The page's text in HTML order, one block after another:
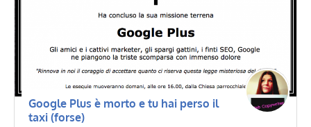
Google Plus è morto e tu hai perso il
taxi (forse)